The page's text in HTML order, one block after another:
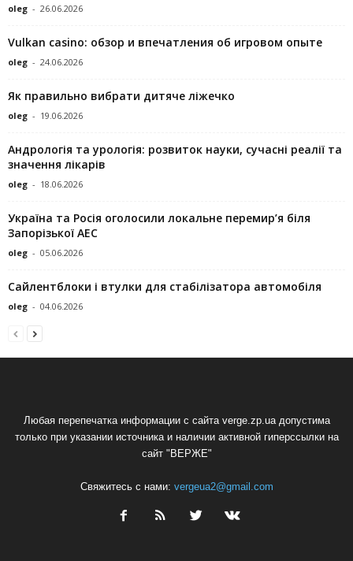
oleg - 26.06.2026
Vulkan casino: обзор и впечатления об игровом опыте
oleg - 24.06.2026
Як правильно вибрати дитяче ліжечко
oleg - 19.06.2026
Андрологія та урологія: розвиток науки, сучасні реалії та
значення лікарів
oleg - 18.06.2026
Україна та Росія оголосили локальне перемир’я біля
Запорізької АЕС
oleg - 05.06.2026
Сайлентблоки і втулки для стабілізатора автомобіля
oleg - 04.06.2026
Любая перепечатка информации с сайта verge.zp.ua допустима
только при указании источника и наличии активной гиперссылки на
сайт "ВЕРЖЕ"
Свяжитесь с нами: vergeua2@gmail.com